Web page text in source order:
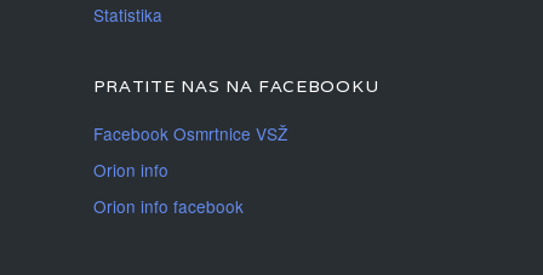
Statistika
PRATITE NAS NA FACEBOOKU
Facebook Osmrtnice VSŽ
Orion info
Orion info facebook